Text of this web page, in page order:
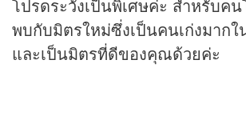
โปรดระวังเป็นพิเศษค่ะ สำหรับค
พบกับมิตรใหม่ซึ่งเป็นคนเก่งมากใ
และเป็นมิตรที่ดีของคุณด้วยค่ะ